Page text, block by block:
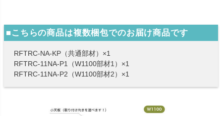
■こちらの商品は複数梱包でのお届け商品です
RFTRC-NA-KP（共通部材）×1
RFTRC-11NA-P1（W1100部材1）×1
RFTRC-11NA-P2（W1100部材2）×1